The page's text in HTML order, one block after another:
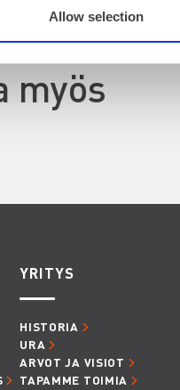
Allow selection
myös
YRITYS
HISTORIA
URA
ARVOT JA VISIOT
TAPAMME TOIMIA